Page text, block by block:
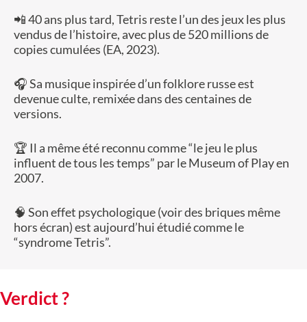
📲 40 ans plus tard, Tetris reste l’un des jeux les plus
vendus de l’histoire, avec plus de 520 millions de
copies cumulées (EA, 2023).
🎧 Sa musique inspirée d’un folklore russe est
devenue culte, remixée dans des centaines de
versions.
🏆 Il a même été reconnu comme “le jeu le plus
influent de tous les temps” par le Museum of Play en
2007.
🧠 Son effet psychologique (voir des briques même
hors écran) est aujourd’hui étudié comme le
“syndrome Tetris”.
Verdict ?